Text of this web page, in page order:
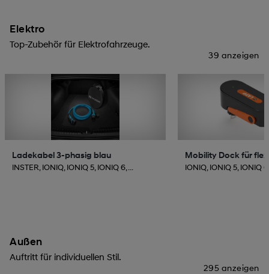
Elektro
Top-Zubehör für Elektrofahrzeuge.
39 anzeigen
Ladekabel 3-phasig blau
INSTER, IONIQ, IONIQ 5, IONIQ 6, ...
Mobility Dock für
IONIQ, IONIQ 5, IONIQ
Außen
Auftritt für individuellen Stil.
295 anzeigen